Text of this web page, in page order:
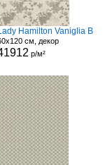
Hamilton Vaniglia B
см, декор
р/м²